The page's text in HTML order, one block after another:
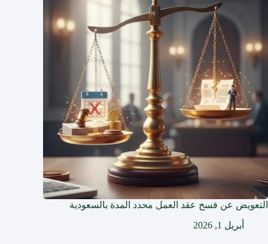
التعويض عن فسخ عقد العمل محدد المدة بالسعودية
أبريل 1, 2026